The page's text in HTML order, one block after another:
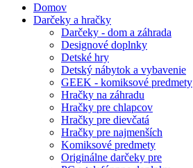
Domov
Darčeky a hračky
Darčeky - dom a záhrada
Designové doplnky
Detské hry
Detský nábytok a vybavenie
GEEK - komiksové predmety
Hračky na záhradu
Hračky pre chlapcov
Hračky pre dievčatá
Hračky pre najmenších
Komiksové predmety
Originálne darčeky pre